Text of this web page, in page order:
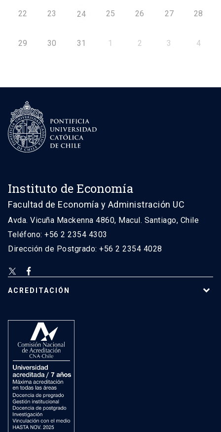
22 23 24 25 26 27 28
29 30 31 1 2 3 4
Instituto de Economía
Facultad de Economía y Administración UC
Avda. Vicuña Mackenna 4860, Macul. Santiago, Chile
Teléfono: +56 2 2354 4303
Dirección de Postgrado: +56 2 2354 4028
ACREDITACIÓN